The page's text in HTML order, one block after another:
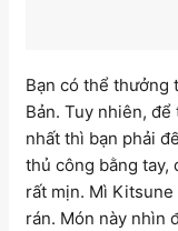
Bạn có thể thưởng
Bản. Tuy nhiên,
nhất thì bạn phải
thủ công bằng tay,
rất mịn. Mì
rán. Món này nhìn